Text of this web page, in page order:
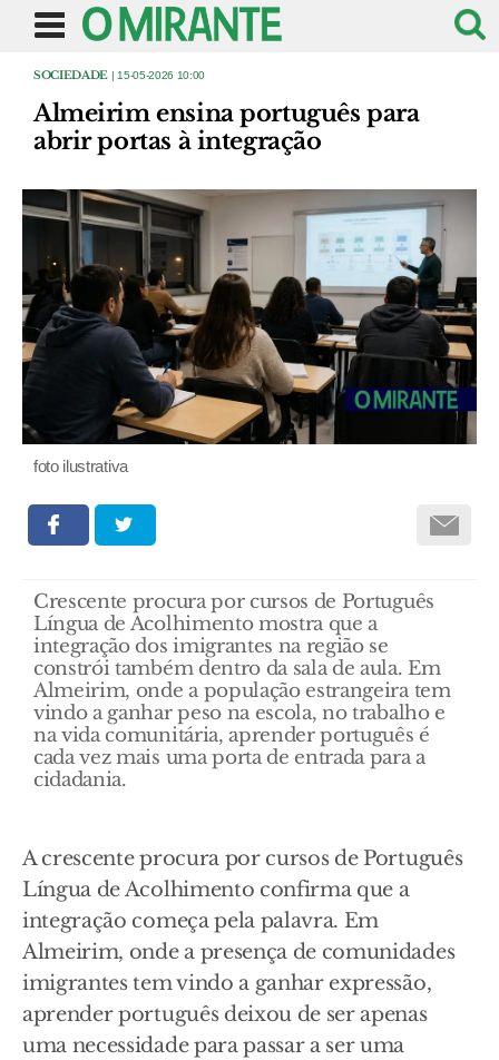
SOCIEDADE | 15-05-2026 10:00
Almeirim ensina português para
abrir portas à integração
foto ilustrativa
Crescente procura por cursos de Português
Língua de Acolhimento mostra que a
integração dos imigrantes na região se
constrói também dentro da sala de aula. Em
Almeirim, onde a população estrangeira tem
vindo a ganhar peso na escola, no trabalho e
na vida comunitária, aprender português é
cada vez mais uma porta de entrada para a
cidadania.
A crescente procura por cursos de Português
Língua de Acolhimento confirma que a
integração começa pela palavra. Em
Almeirim, onde a presença de comunidades
imigrantes tem vindo a ganhar expressão,
aprender português deixou de ser apenas
uma necessidade para passar a ser uma